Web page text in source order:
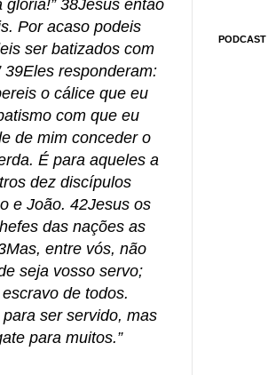
38Jesus então
Por acaso podeis
ser batizados com
39Eles responderam:
o cálice que eu
com que eu
de mim conceder o
É para aqueles a
dez discípulos
e João. 42Jesus os
das nações as
entre vós, não
seja vosso servo;
de todos.
ser servido, mas
para muitos.”